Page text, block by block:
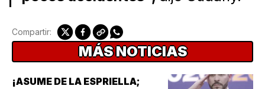
Compartir:
MÁS NOTICIAS
¡ASUME DE LA ESPRIELLA;